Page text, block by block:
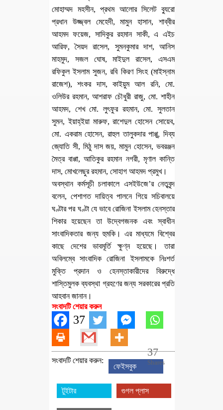
মোহাম্মদ মহসীন, প্রথম আলোর সিলেট ব্যুরো
প্রধান উজ্জ্বল মেহেদী, মামুন হাসান, শাব্বীর
আহমদ ফয়েজ, সাদিকুর রহমান সাকী, এ এইচ
আরিফ, সৈয়দ রাসেল, সুমনকুমার দাশ, আনিস
মাহমুদ, সজল ঘোষ, মাইদুল রাসেল, এসএম
রফিকুল ইসলাম সুজন, রবি কিরণ সিংহ (মাইস্নাম
রাজেশ), শংকর দাস, কাইয়ুম আল রনি, মো.
ওলিউর রহমান, আশরাফ চৌধুরী রাজু, মো. শাহীন
আহমদ, শেখ মো. লুৎফুর রহমান, মো. সুলতান
সুমন, ইয়াহ্ইয়া মারুফ, রাশেদুল হোসেন সোয়েব,
মো. একরাম হোসেন, রাহুল তালুকদার পাপ্পু, দিব্য
জ্যোতি সী, মিঠু দাস জয়, মামুন হোসেন, ভবরঞ্জন
মৈত্র বাপ্পা, আতিকুর রহমান নগরী, মৃণাল কান্তি
দাস, মোখলেছুর রহমান, সোহাগ আহমদ প্রমুখ।
অবস্থান কর্মসূচী চলাকালে এসইউজে’র নেতৃবৃন্দ
বলেন, পেশাগত দায়িত্ব পালনে গিয়ে সচিবালয়ে
ঘণ্টার পর ঘণ্টা যে ভাবে রোজিনা ইসলাম হেনস্তার
শিকার হয়েছেন তা উদ্বেগজনক এবং স্বাধীন
সাংবাদিকতার জন্য হুমকি। এর মাধ্যমে বিশ্বের
কাছে দেশের ভাবমূর্তি ক্ষুণ্ন হয়েছে। তারা
অবিলম্বে সাংবাদিক রোজিনা ইসলামকে নিঃশর্ত
মুক্তি প্রদান ও হেনস্তাকারীদের বিরুদ্ধে
শাস্তিমুলক ব্যবস্থা গ্রহণের জন্য সরকারের প্রতি
আহবান জানান।
সংবাদটি শেয়ার করুন
37
37
Shares
সংবাদটি শেয়ার করুন:
ফেইসবুক
টুইটার গুগল প্লাস